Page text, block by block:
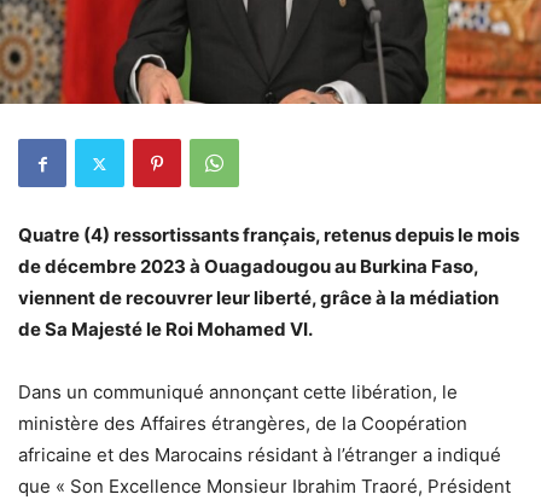
Quatre (4) ressortissants français, retenus depuis le mois
de décembre 2023 à Ouagadougou au Burkina Faso,
viennent de recouvrer leur liberté, grâce à la médiation
de Sa Majesté le Roi Mohamed VI.
Dans un communiqué annonçant cette libération, le
ministère des Affaires étrangères, de la Coopération
africaine et des Marocains résidant à l’étranger a indiqué
que « Son Excellence Monsieur Ibrahim Traoré, Président